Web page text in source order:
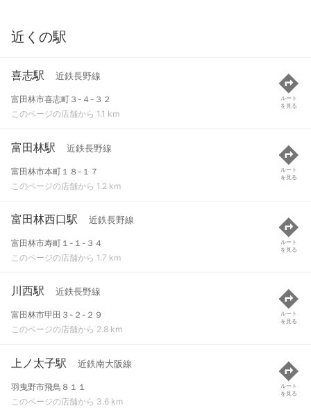
近くの駅
喜志駅 近鉄長野線
富田林市喜志町３-４-３２
このページの店舗から 1.1 km
ルート
を見る
富田林駅 近鉄長野線
富田林市本町１８-１７
このページの店舗から 1.2 km
ルート
を見る
富田林西口駅 近鉄長野線
富田林市寿町１-１-３４
このページの店舗から 1.7 km
ルート
を見る
川西駅 近鉄長野線
富田林市甲田３-２-２９
このページの店舗から 2.8 km
ルート
を見る
上ノ太子駅 近鉄南大阪線
羽曳野市飛鳥８１１
このページの店舗から 3.6 km
ルート
を見る